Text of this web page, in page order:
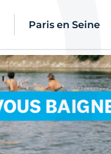
Paris en Seine